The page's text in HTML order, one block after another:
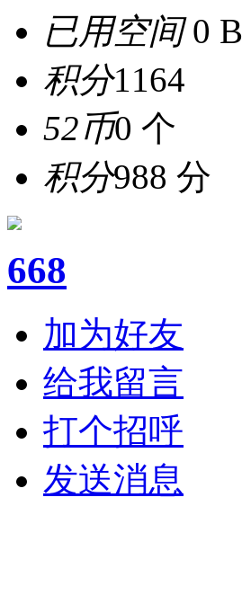
已用空间0 B
积分1164
52币0 个
积分988 分
668
加为好友
给我留言
打个招呼
发送消息